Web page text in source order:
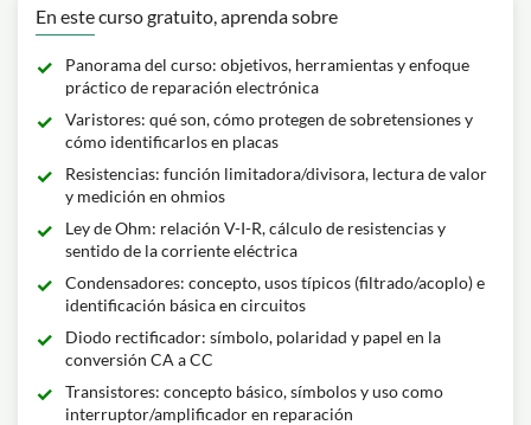
En este curso gratuito, aprenda sobre
Panorama del curso: objetivos, herramientas y enfoque
práctico de reparación electrónica
Varistores: qué son, cómo protegen de sobretensiones y
cómo identificarlos en placas
Resistencias: función limitadora/divisora, lectura de valor
y medición en ohmios
Ley de Ohm: relación V-I-R, cálculo de resistencias y
sentido de la corriente eléctrica
Condensadores: concepto, usos típicos (filtrado/acoplo) e
identificación básica en circuitos
Diodo rectificador: símbolo, polaridad y papel en la
conversión CA a CC
Transistores: concepto básico, símbolos y uso como
interruptor/amplificador en reparación